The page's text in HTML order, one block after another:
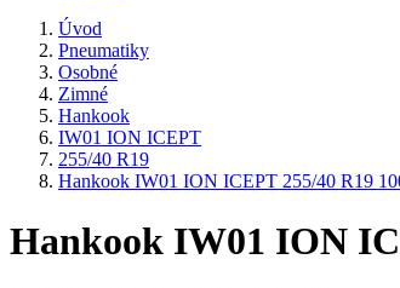
Úvod
Pneumatiky
Osobné
Zimné
Hankook
IW01 ION ICEPT
255/40 R19
Hankook IW01 ION ICEPT 255/40 R19
Hankook IW01 ION